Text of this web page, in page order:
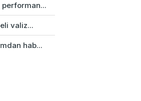
performan...
valiz...
hab...